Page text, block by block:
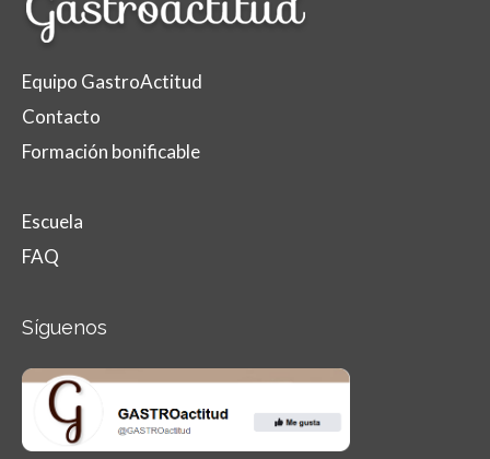
Equipo GastroActitud
Contacto
Formación bonificable
Escuela
FAQ
Síguenos